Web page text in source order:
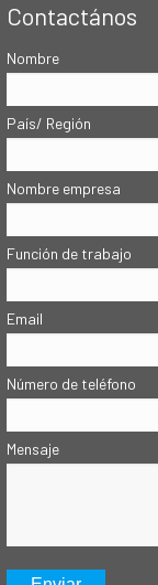
Contactános
Nombre
País/ Región
Nombre empresa
Función de trabajo
Email
Número de teléfono
Mensaje